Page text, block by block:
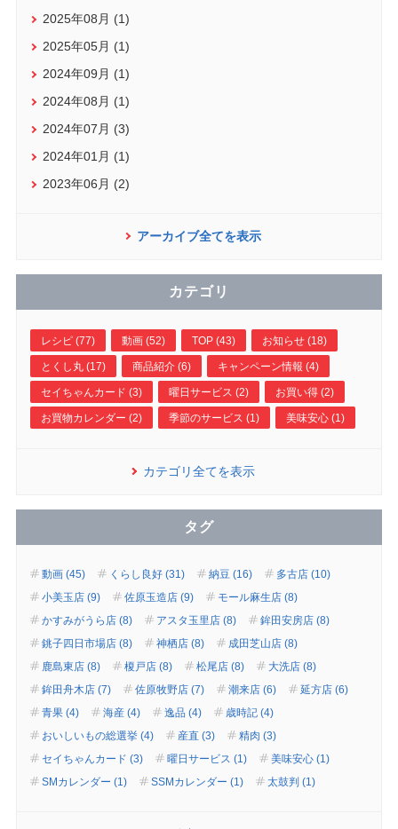
2025年08月 (1)
2025年05月 (1)
2024年09月 (1)
2024年08月 (1)
2024年07月 (3)
2024年01月 (1)
2023年06月 (2)
アーカイブ全てを表示
カテゴリ
レシピ (77) 動画 (52) TOP (43) お知らせ (18)
とくし丸 (17) 商品紹介 (6) キャンペーン情報 (4)
セイちゃんカード (3) 曜日サービス (2) お買い得 (2)
お買物カレンダー (2) 季節のサービス (1) 美味安心 (1)
カテゴリ全てを表示
タグ
動画 (45) くらし良好 (31) 納豆 (16)
多古店 (10)
小美玉店 (9)
佐原玉造店 (9)
モール麻生店 (8)
かすみがうら店 (8)
アスタ玉里店 (8)
鉾田安房店 (8)
銚子四日市場店 (8)
神栖店 (8)
成田芝山店 (8)
鹿島東店 (8)
榎戸店 (8) 松尾店 (8)
大洗店 (8)
鉾田舟木店 (7)
佐原牧野店 (7) 潮来店 (6)
延方店 (6)
青果 (4)
海産 (4) 逸品 (4)
歳時記 (4)
おいしいもの総選挙 (4)
産直 (3)
精肉 (3)
セイちゃんカード (3)
曜日サービス (1)
美味安心 (1)
SMカレンダー (1)
SSMカレンダー (1) 太鼓判 (1)